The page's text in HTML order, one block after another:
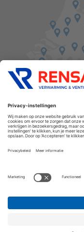
Cookies
Privacyverklaring
Disclaimer